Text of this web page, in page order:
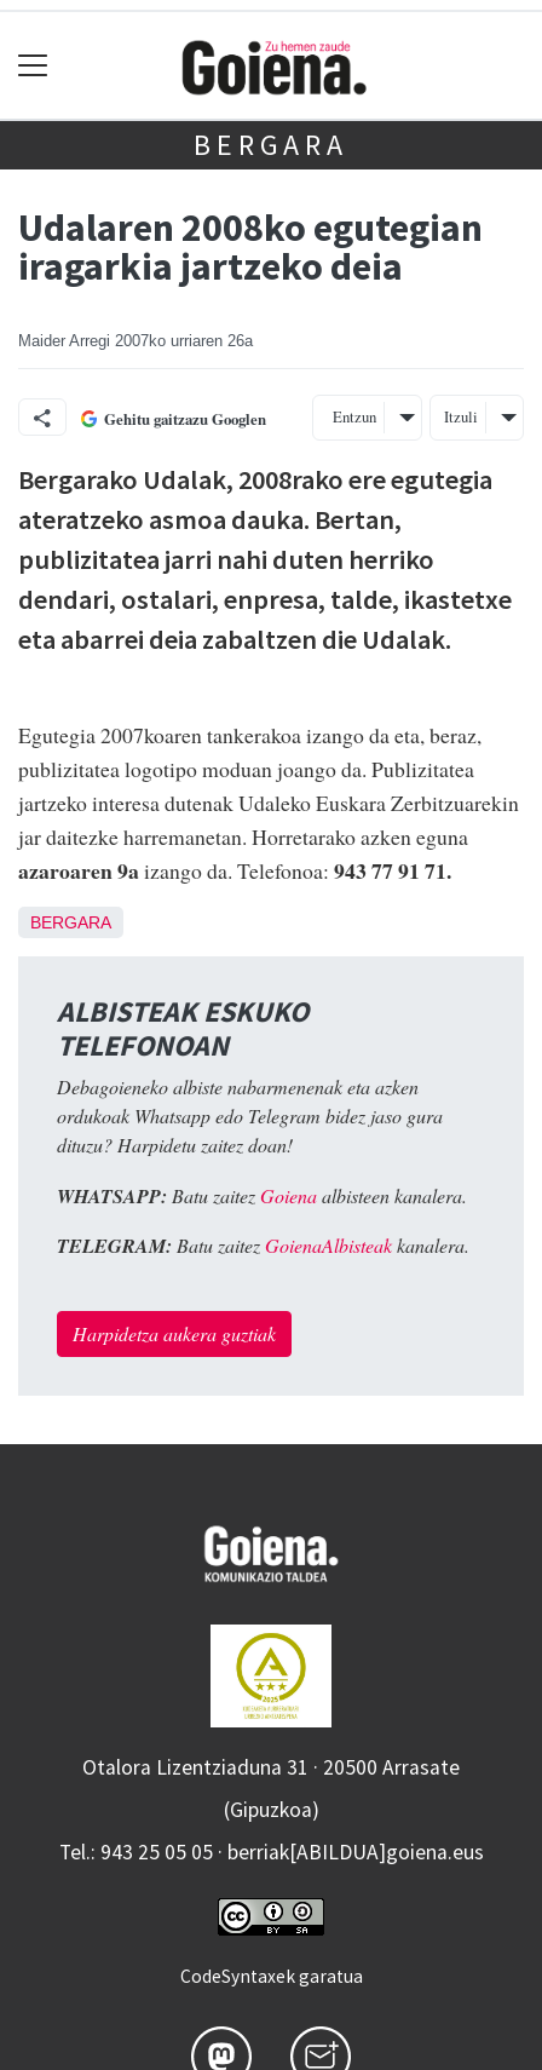
BERGARA
Udalaren 2008ko egutegian
iragarkia jartzeko deia
Maider Arregi 2007ko urriaren 26a
Gehitu gaitzazu Googlen Entzun Itzuli
Bergarako Udalak, 2008rako ere egutegia
ateratzeko asmoa dauka. Bertan,
publizitatea jarri nahi duten herriko
dendari, ostalari, enpresa, talde, ikastetxe
eta abarrei deia zabaltzen die Udalak.
Egutegia 2007koaren tankerakoa izango da eta, beraz,
publizitatea logotipo moduan joango da. Publizitatea
jartzeko interesa dutenak Udaleko Euskara Zerbitzuarekin
jar daitezke harremanetan. Horretarako azken eguna
azaroaren 9aizango da. Telefonoa: 943 77 91 71.
BERGARA
ALBISTEAK ESKUKO
TELEFONOAN
Debagoieneko albiste nabarmenenak eta azken
ordukoak Whatsapp edo Telegram bidez jaso gura
dituzu? Harpidetu zaitez doan!
WHATSAPP: Batu zaitezGoienaalbisteen kanalera.
TELEGRAM: Batu zaitezGoienaAlbisteakkanalera.
Harpidetza aukera guztiak
Otalora Lizentziaduna 31 · 20500 Arrasate
(Gipuzkoa)
Tel.: 943 25 05 05 · berriak[ABILDUA]goiena.eus
CodeSyntaxek garatua